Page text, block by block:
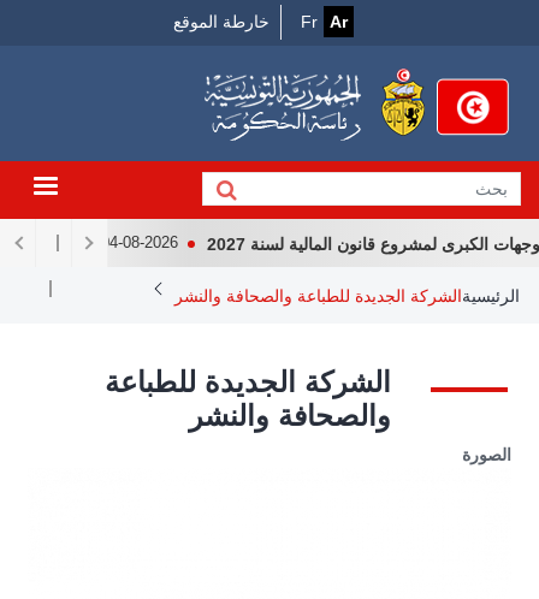
الرئيسي
Fr Ar
Menu
خارطة الموقع
لمشروع قانون المالية لسنة 2027 04-08-2026 لقاء رئيس
Breadcrumb
الرئيسيةالشركة الجديدة للطباعة والصحافة والنشر
الشركة الجديدة للطباعة
والصحافة والنشر
الصورة